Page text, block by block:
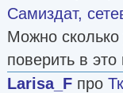
Самиздат,
Можно сколько
поверить в
Larisa_F про